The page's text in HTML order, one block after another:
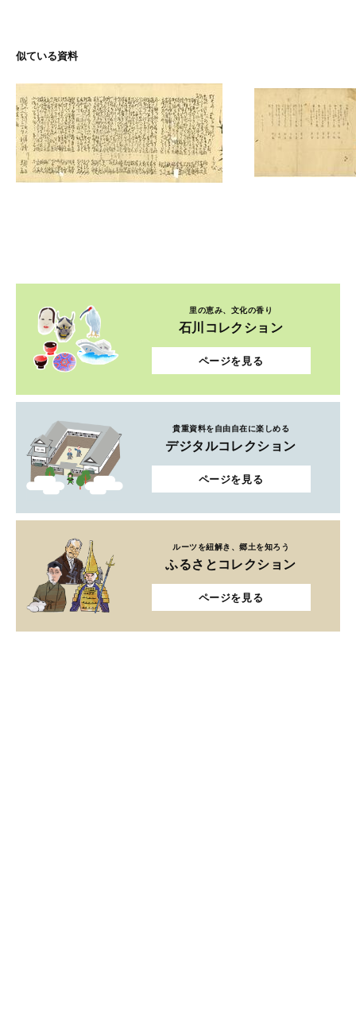
似ている資料
里の恵み、文化の香り
石川コレクション
ページを見る
貴重資料を自由自在に楽しめる
デジタルコレクション
ページを見る
ルーツを紐解き、郷土を知ろう
ふるさとコレクション
ページを見る